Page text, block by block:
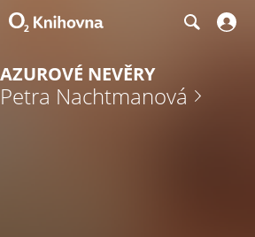
AZUROVÉ NEVĚRY
Petra Nachtmanová